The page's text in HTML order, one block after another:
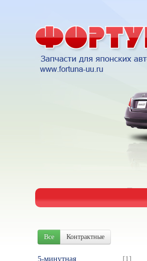
Все Контрактные
5-минутная
[1]